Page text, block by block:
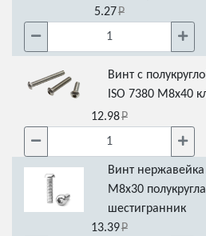
5.27
Винт с
ISO 7380 М8х40
12.98
Винт
М8х30
шестигранник
13.39